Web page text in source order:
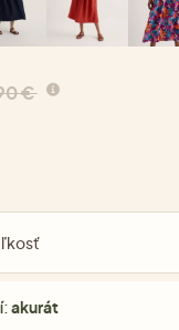
€
akurát